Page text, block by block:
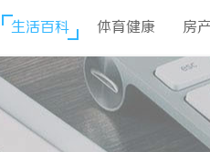
生活百科 体育健康 房